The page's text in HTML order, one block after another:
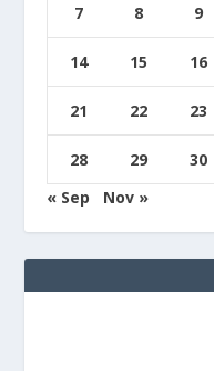
7 8 9
14 15 16
21 22 23
28 29 30
« Sep
Nov »